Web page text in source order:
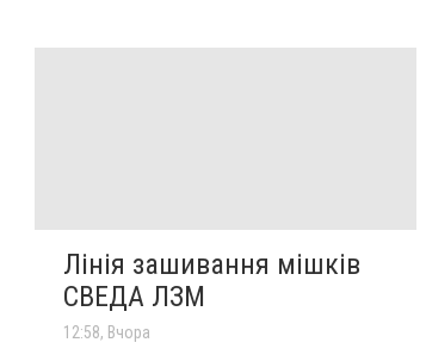
Лінія зашивання мішків
СВЕДА ЛЗМ
12:58, Вчора